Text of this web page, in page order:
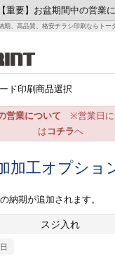
【重要】お盆期間中の営業
期、高品質、格安チラシ印刷ならトー
商品一覧
ご利用ガイド
データ作成ガイド
テンプレート
木 金
土
1
6 7
8
15
27
29
土
3
印刷商品選択
営業について ※営業日に
は コチラへ
加工オプショ
納期が追加されます。
スジ入れ